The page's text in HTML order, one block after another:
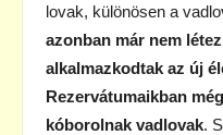
lovak, különösen a
azonban már nem
alkalmazkodtak az új
Rezervátumaikban
kóborolnak vadlovak.